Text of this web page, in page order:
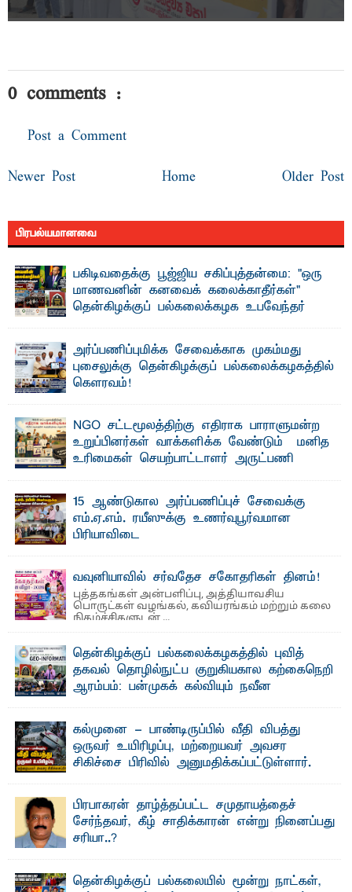
0 comments :
Post a Comment
Newer Post Older Post
Home
பிரபல்யமானவை
பகிடிவதைக்கு பூஜ்ஜிய சகிப்புத்தன்மை: "ஒரு
மாணவனின் கனவைக் கலைக்காதீர்கள்" –
தென்கிழக்குப் பல்கலைக்கழக உபவேந்தர்
வலியுறுத்தல்
"ஒ ரு மாணவனின் அல்லது மாணவியின் கனவு என்னால்
கலைக்கப்படாது" என்ற உறுதியை ஒவ்வொரு மாணவரும் ...
அர்ப்பணிப்புமிக்க சேவைக்காக முகம்மது
புசைலுக்கு தென்கிழக்குப் பல்கலைக்கழகத்தில்
கௌரவம்!
NGO சட்டமூலத்திற்கு எதிராக பாராளுமன்ற
உறுப்பினர்கள் வாக்களிக்க வேண்டும் – மனித
உரிமைகள் செயற்பாட்டாளர் அருட்பணி
ஜே. எப். காமிலா பேகம்- இ லங்கை அரசாங்கம் அரசுசாரா
அமைப்புகள் (NGO) தொடர்பான புதிய சட்டமூலத்தை ...
15 ஆண்டுகால அர்ப்பணிப்புச் சேவைக்கு
எம்.ஏ.எம். ரயீஸுக்கு உணர்வுபூர்வமான
பிரியாவிடை
வவுனியாவில் சர்வதேச சகோதரிகள் தினம்!
புத்தகங்கள் அன்பளிப்பு, அத்தியாவசிய
பொருட்கள் வழங்கல், கவியரங்கம் மற்றும் கலை
நிகழ்ச்சிகளுடன் ...
தென்கிழக்குப் பல்கலைக்கழகத்தில் புவித்
தகவல் தொழில்நுட்ப குறுகியகால கற்கைநெறி
ஆரம்பம்: பன்முகக் கல்வியும் நவீன
பேராசிரியர் எம். எம். பாஸில்
தெ ன்கிழக்குப் பல்கலைக்கழகத்தின் கலை மற்றும் கலாசார
பீடத்தின் புவியியல் துறையினால் ...
கல்முனை - பாண்டிருப்பில் வீதி விபத்து
ஒருவர் உயிரிழப்பு, மற்றையவர் அவசர
சிகிச்சை பிரிவில் அனுமதிக்கப்பட்டுள்ளார்.
பாண்டிருப்பு ...பிரபாகரன் தாழ்த்தப்பட்ட சமுதாயத்தைச்
சேர்ந்தவர், கீழ் சாதிக்காரன் என்று நினைப்பது
சரியா..?
தென்கிழக்குப் பல்கலையில் மூன்று நாட்கள்,